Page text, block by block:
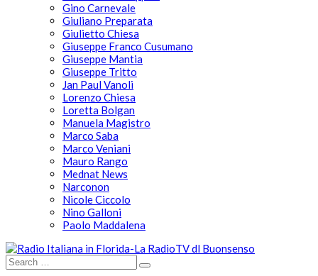
Gino Carnevale
Giuliano Preparata
Giulietto Chiesa
Giuseppe Franco Cusumano
Giuseppe Mantia
Giuseppe Tritto
Jan Paul Vanoli
Lorenzo Chiesa
Loretta Bolgan
Manuela Magistro
Marco Saba
Marco Veniani
Mauro Rango
Mednat News
Narconon
Nicole Ciccolo
Nino Galloni
Paolo Maddalena